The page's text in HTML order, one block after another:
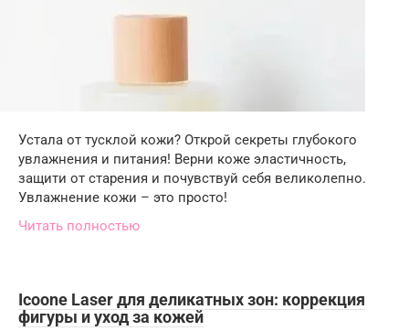
Устала от тусклой кожи? Открой секреты глубокого
увлажнения и питания! Верни коже эластичность,
защити от старения и почувствуй себя великолепно.
Увлажнение кожи – это просто!
Читать полностью
Icoone Laser для деликатных зон: коррекция
фигуры и уход за кожей